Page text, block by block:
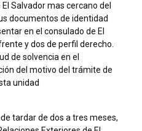
Salvador mas cercano del
documentos de identidad
en el consulado de El
y dos de perfil derecho.
de solvencia en el
del motivo del trámite de
unidad
tardar de dos a tres meses,